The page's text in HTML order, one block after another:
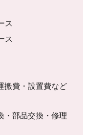
ス
ス
搬費・設置費など
・部品交換・修理